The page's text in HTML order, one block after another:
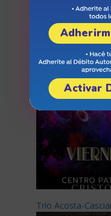
Arizu Vibras
Trío Acosta-
Activar